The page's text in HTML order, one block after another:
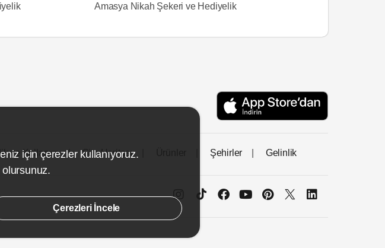
Amasya Nikah Şekeri ve Hediyelik
ve Kullanım Site Haritası Şehirler Gelinlik
için çerezler kullanıyoruz.
Çerezleri İncele